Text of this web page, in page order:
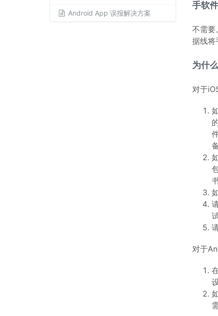
Android App 误报解决方案
手软
不需要
据线将
为什
对于
对于